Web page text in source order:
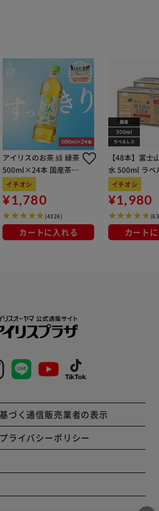
アイリスのお茶 綠 緑茶
500ml×24本 国産茶葉
100％使用
イチオシ
¥1,780
(4326)
カートに入れる
【48本】富士
水 500ml ラベ
イチオシ
¥1,980
カート
づく通信販売業者の表示
ライバシーポリシー